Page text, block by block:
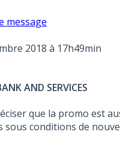
message
2018 à 17h49min
AND SERVICES
que la promo est
sous conditions de